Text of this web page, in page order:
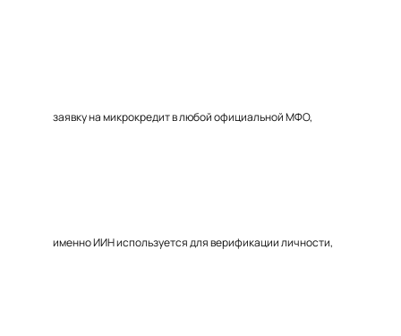
заявку на микрокредит в любой официальной МФО,
именно ИИН используется для верификации личности,